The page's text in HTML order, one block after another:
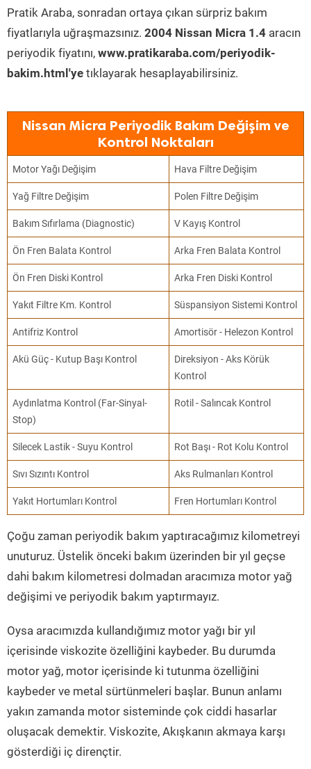
Pratik Araba, sonradan ortaya çıkan sürpriz bakım
fiyatlarıyla uğraşmazsınız. 2004 Nissan Micra 1.4 aracın
periyodik fiyatını, www.pratikaraba.com/periyodik-
bakim.html'ye tıklayarak hesaplayabilirsiniz.
Nissan Micra Periyodik Bakım Değişim ve
Kontrol Noktaları
Motor Yağı Değişim Hava Filtre Değişim
Yağ Filtre Değişim Polen Filtre Değişim
Bakım Sıfırlama (Diagnostic) V Kayış Kontrol
Ön Fren Balata Kontrol Arka Fren Balata Kontrol
Ön Fren Diski Kontrol Arka Fren Diski Kontrol
Yakıt Filtre Km. Kontrol Süspansiyon Sistemi Kontrol
Antifriz Kontrol Amortisör - Helezon Kontrol
Akü Güç - Kutup Başı Kontrol
Direksiyon - Aks Körük
Kontrol
Aydınlatma Kontrol (Far-Sinyal-
Stop)
Rotil - Salıncak Kontrol
Silecek Lastik - Suyu Kontrol Rot Başı - Rot Kolu Kontrol
Sıvı Sızıntı Kontrol Aks Rulmanları Kontrol
Yakıt Hortumları Kontrol Fren Hortumları Kontrol
Çoğu zaman periyodik bakım yaptıracağımız kilometreyi
unuturuz. Üstelik önceki bakım üzerinden bir yıl geçse
dahi bakım kilometresi dolmadan aracımıza motor yağ
değişimi ve periyodik bakım yaptırmayız.
Oysa aracımızda kullandığımız motor yağı bir yıl
içerisinde viskozite özelliğini kaybeder. Bu durumda
motor yağ, motor içerisinde ki tutunma özelliğini
kaybeder ve metal sürtünmeleri başlar. Bunun anlamı
yakın zamanda motor sisteminde çok ciddi hasarlar
oluşacak demektir. Viskozite, Akışkanın akmaya karşı
gösterdiği iç dirençtir.